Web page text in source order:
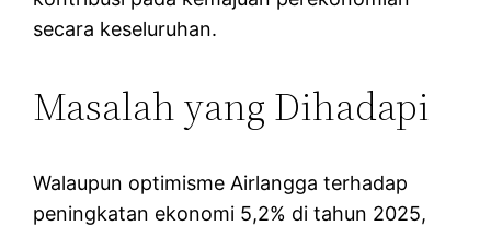
secara keseluruhan.
Masalah yang Dihadapi
Walaupun optimisme Airlangga terhadap
peningkatan ekonomi 5,2% di tahun 2025,